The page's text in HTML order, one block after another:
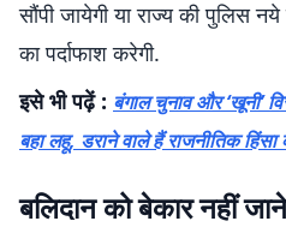
सौंपी जायेगी या राज्य की पुलिस
का पर्दाफाश करेगी.
इसे भी पढ़ें : बंगाल चुनाव और ‘खूनी’
बहा लहू, डराने वाले हैं राजनीतिक
बलिदान को बेकार नहीं